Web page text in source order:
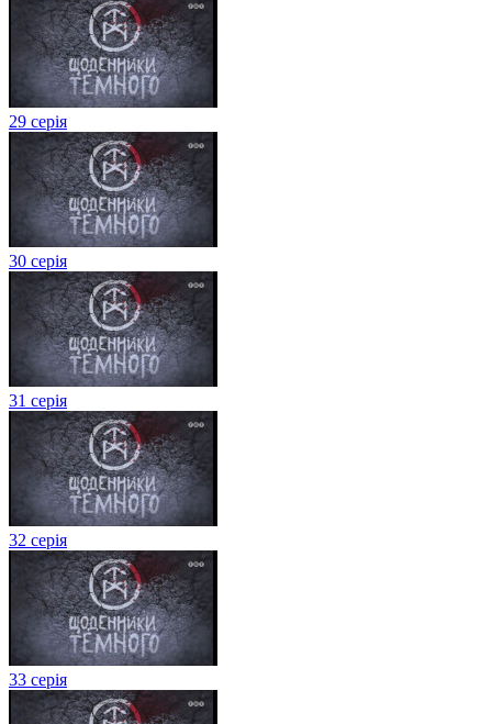
29 серія
30 серія
31 серія
32 серія
33 серія